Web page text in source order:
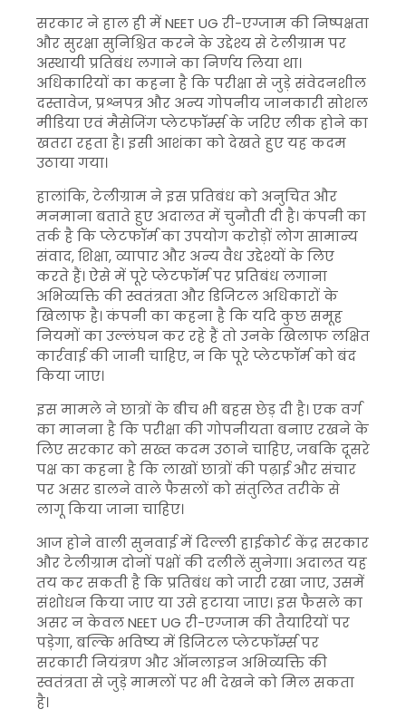
सरकार ने हाल ही में NEET UG री-एग्जाम की निष्पक्षता
और सुरक्षा सुनिश्चित करने के उद्देश्य से टेलीग्राम पर
अस्थायी प्रतिबंध लगाने का निर्णय लिया था।
अधिकारियों का कहना है कि परीक्षा से जुड़े संवेदनशील
दस्तावेज, प्रश्नपत्र और अन्य गोपनीय जानकारी सोशल
मीडिया एवं मैसेजिंग प्लेटफॉर्म्स के जरिए लीक होने का
खतरा रहता है। इसी आशंका को देखते हुए यह कदम
उठाया गया।
हालांकि, टेलीग्राम ने इस प्रतिबंध को अनुचित और
मनमाना बताते हुए अदालत में चुनौती दी है। कंपनी का
तर्क है कि प्लेटफॉर्म का उपयोग करोड़ों लोग सामान्य
संवाद, शिक्षा, व्यापार और अन्य वैध उद्देश्यों के लिए
करते हैं। ऐसे में पूरे प्लेटफॉर्म पर प्रतिबंध लगाना
अभिव्यक्ति की स्वतंत्रता और डिजिटल अधिकारों के
खिलाफ है। कंपनी का कहना है कि यदि कुछ समूह
नियमों का उल्लंघन कर रहे हैं तो उनके खिलाफ लक्षित
कार्रवाई की जानी चाहिए, न कि पूरे प्लेटफॉर्म को बंद
किया जाए।
इस मामले ने छात्रों के बीच भी बहस छेड़ दी है। एक वर्ग
का मानना है कि परीक्षा की गोपनीयता बनाए रखने के
लिए सरकार को सख्त कदम उठाने चाहिए, जबकि दूसरे
पक्ष का कहना है कि लाखों छात्रों की पढ़ाई और संचार
पर असर डालने वाले फैसलों को संतुलित तरीके से
लागू किया जाना चाहिए।
आज होने वाली सुनवाई में दिल्ली हाईकोर्ट केंद्र सरकार
और टेलीग्राम दोनों पक्षों की दलीलें सुनेगा। अदालत यह
तय कर सकती है कि प्रतिबंध को जारी रखा जाए, उसमें
संशोधन किया जाए या उसे हटाया जाए। इस फैसले का
असर न केवल NEET UG री-एग्जाम की तैयारियों पर
पड़ेगा, बल्कि भविष्य में डिजिटल प्लेटफॉर्म्स पर
सरकारी नियंत्रण और ऑनलाइन अभिव्यक्ति की
स्वतंत्रता से जुड़े मामलों पर भी देखने को मिल सकता
है।